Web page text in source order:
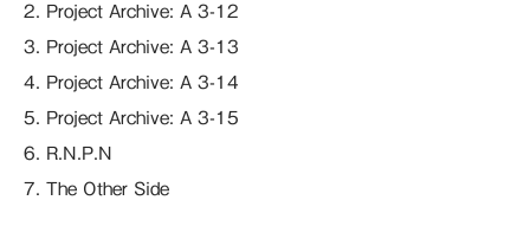
2. Project Archive: A 3-12
3. Project Archive: A 3-13
4. Project Archive: A 3-14
5. Project Archive: A 3-15
6. R.N.P.N
7. The Other Side